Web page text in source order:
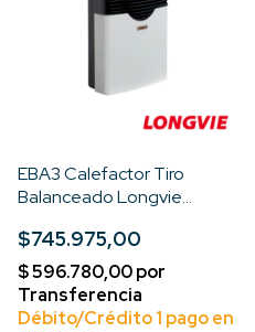
EBA3 Calefactor Tiro
Balanceado Longvie
$745.975,00